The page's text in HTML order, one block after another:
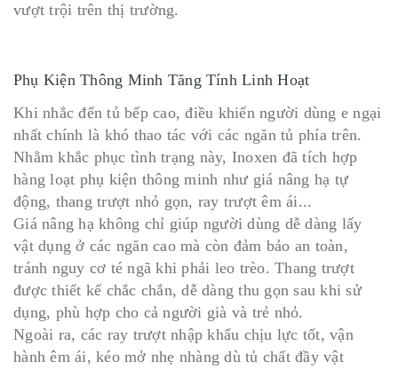
vượt trội trên thị trường.
Phụ Kiện Thông Minh Tăng Tính Linh Hoạt
Khi nhắc đến tủ bếp cao, điều khiến người dùng e ngại
nhất chính là khó thao tác với các ngăn tủ phía trên.
Nhằm khắc phục tình trạng này, Inoxen đã tích hợp
hàng loạt phụ kiện thông minh như giá nâng hạ tự
động, thang trượt nhỏ gọn, ray trượt êm ái...
Giá nâng hạ không chỉ giúp người dùng dễ dàng lấy
vật dụng ở các ngăn cao mà còn đảm bảo an toàn,
tránh nguy cơ té ngã khi phải leo trèo. Thang trượt
được thiết kế chắc chắn, dễ dàng thu gọn sau khi sử
dụng, phù hợp cho cả người già và trẻ nhỏ.
Ngoài ra, các ray trượt nhập khẩu chịu lực tốt, vận
hành êm ái, kéo mở nhẹ nhàng dù tủ chất đầy vật